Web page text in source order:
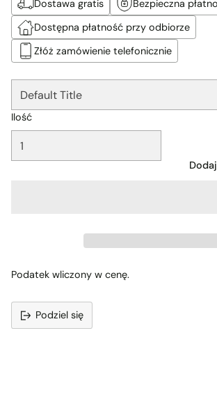
Dostawa gratis
Bezpieczna
Dostępna płatność przy odbiorze
Złóż zamówienie telefonicznie
Ilość
Podatek wliczony w cenę.
Podziel się